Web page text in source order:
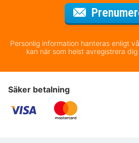
Personlig information hanteras enligt
kan när som helst avregistrera
Säker betalning